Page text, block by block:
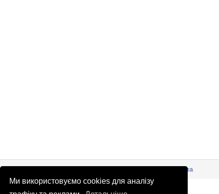
Ми використовуємо cookies для аналізу
© Патріоти України 2026 Правова інформація
Реклама
info@patrioty.org.ua